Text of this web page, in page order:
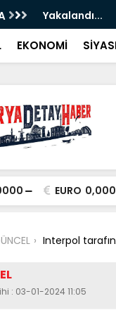
Yakalandı...
EKONOMİ
EURO
Interpol
: 03-01-2024 11:05